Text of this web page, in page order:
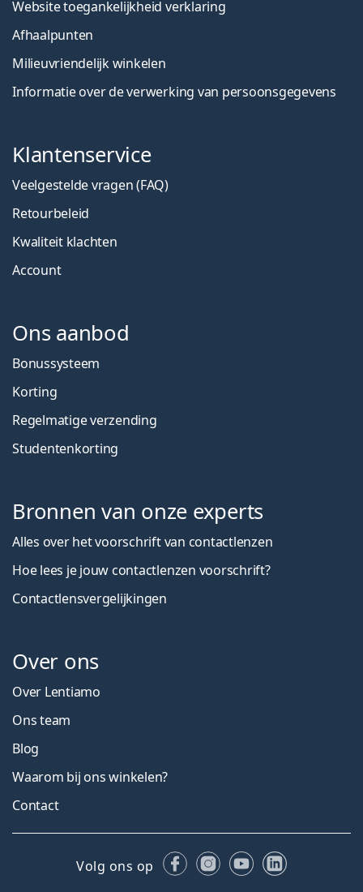
Website toegankelijkheid verklaring
Afhaalpunten
Milieuvriendelijk winkelen
Informatie over de verwerking van persoonsgegevens
Klantenservice
Veelgestelde vragen (FAQ)
Retourbeleid
Kwaliteit klachten
Account
Ons aanbod
Bonussysteem
Korting
Regelmatige verzending
Studentenkorting
Bronnen van onze experts
Alles over het voorschrift van contactlenzen
Hoe lees je jouw contactlenzen voorschrift?
Contactlensvergelijkingen
Over ons
Over Lentiamo
Ons team
Blog
Waarom bij ons winkelen?
Contact
Volg ons op FacebookInstagram
YouTubeLinkedIn